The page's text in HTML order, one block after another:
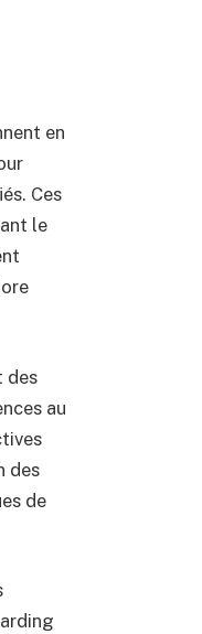
en
Ces
le
des
au
des
de